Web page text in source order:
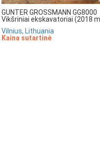
GUNTER GROSSMANN GG8000
Vikšriniai ekskavatoriai (2018
Vilnius, Lithuania
Kaina sutartinė